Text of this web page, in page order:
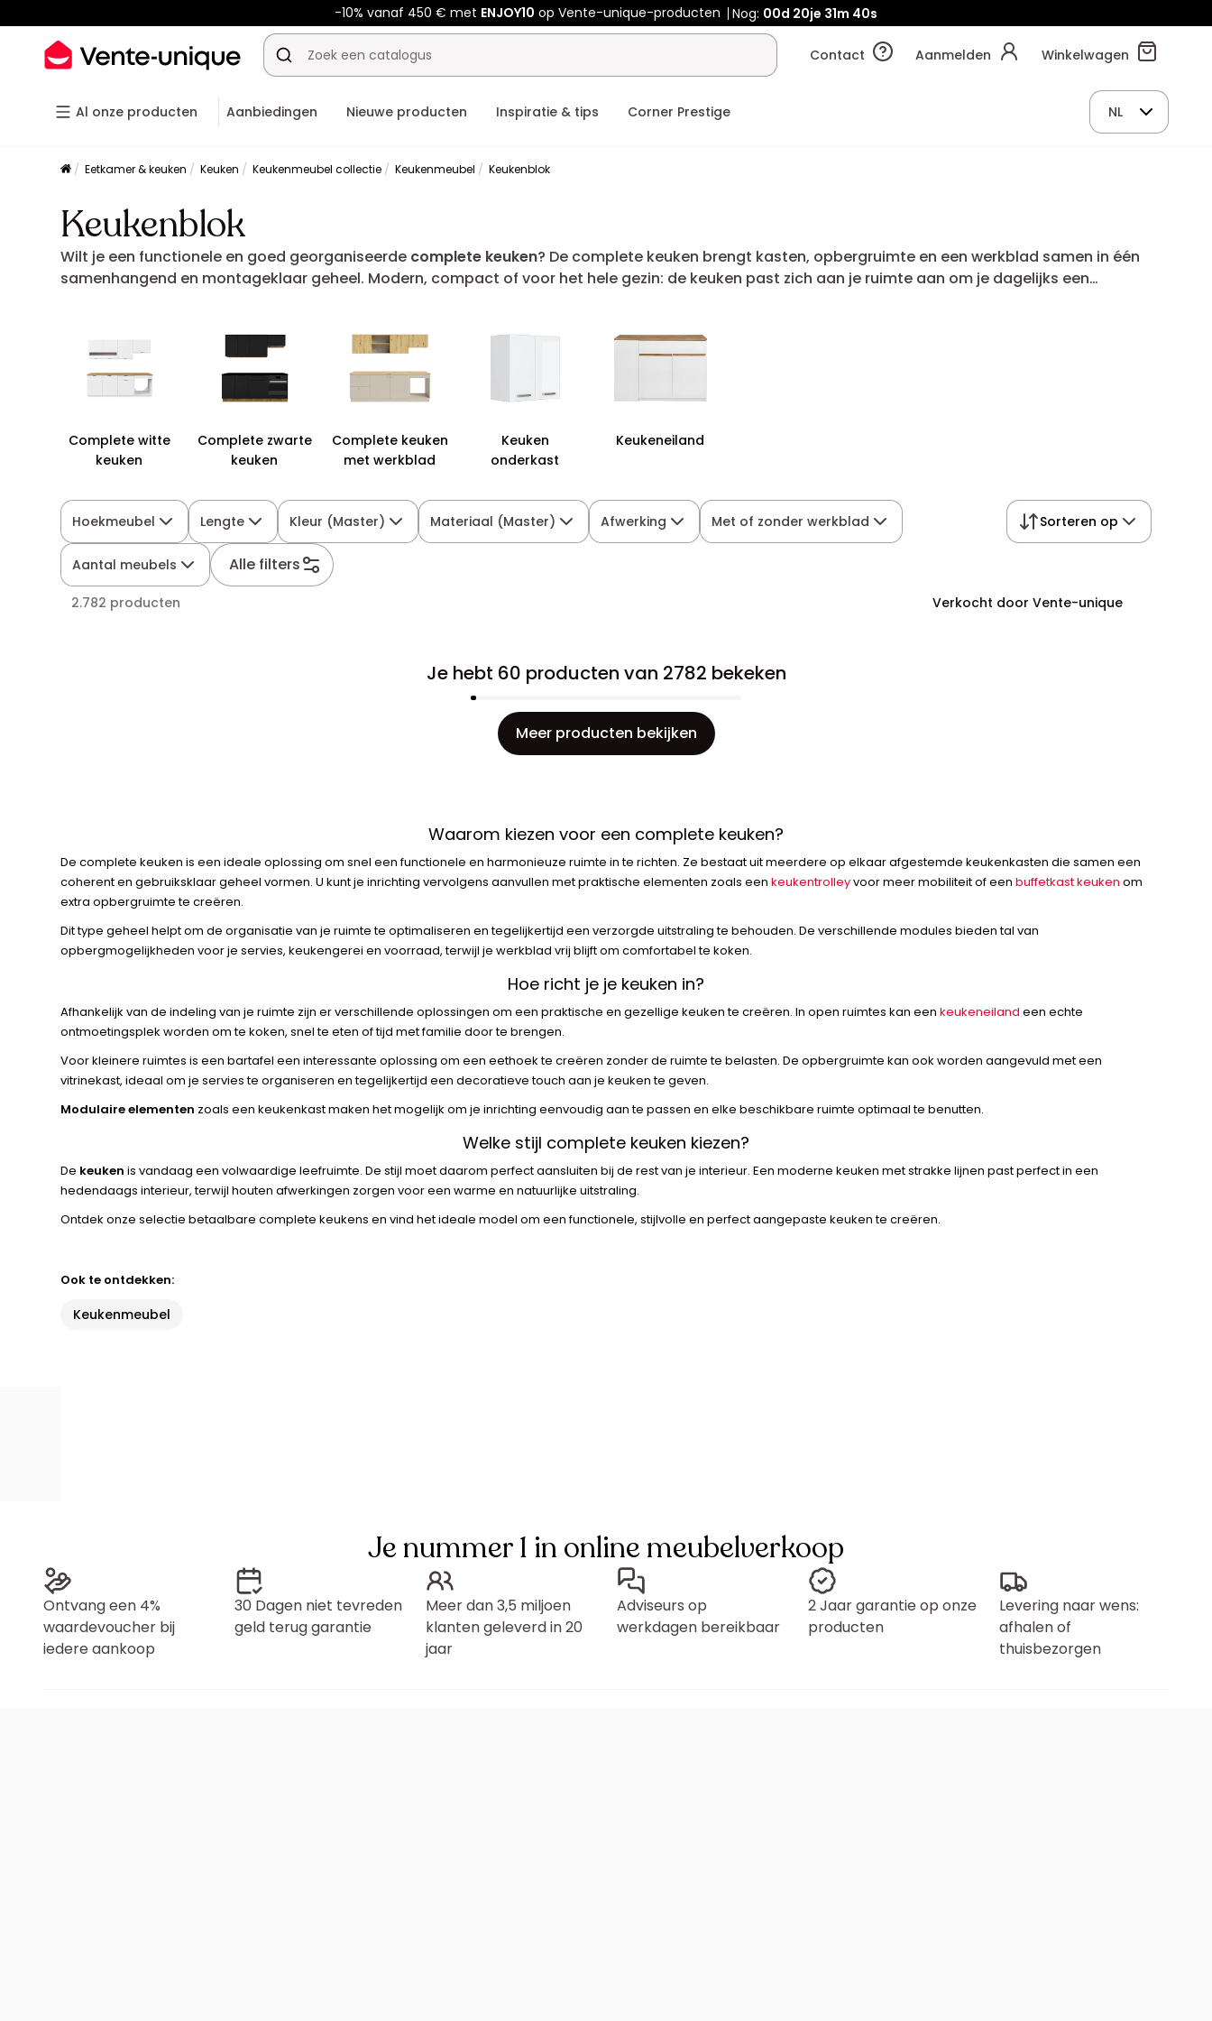
-10% vanaf 450 € met ENJOY10 op Vente-unique-producten Nog: 00d 20je 31m 39s
Contact Aanmelden Winkelwagen
Al onze producten Aanbiedingen Nieuwe producten Inspiratie & tips Corner Prestige NL
Eetkamer & keuken Keuken Keukenmeubel collectie Keukenmeubel Keukenblok
Keukenblok
Wilt je een functionele en goed georganiseerde complete keuken? De complete keuken brengt kasten, opbergruimte en een werkblad samen in één
samenhangend en montageklaar geheel. Modern, compact of voor het hele gezin: de keuken past zich aan je ruimte aan om je dagelijks een
Complete witte
keuken
Complete zwarte
keuken
Complete keuken
met werkblad
Keuken
onderkast
Keukeneiland
Hoekmeubel Lengte Kleur (Master) Materiaal (Master) Afwerking Met of zonder werkblad
Aantal meubels Alle filters
Sorteren op
2.782 producten Verkocht door Vente-unique
Je hebt 60 producten van 2782 bekeken
Meer producten bekijken
Waarom kiezen voor een complete keuken?
De complete keuken is een ideale oplossing om snel een functionele en harmonieuze ruimte in te richten. Ze bestaat uit meerdere op elkaar afgestemde keukenkasten die samen een
coherent en gebruiksklaar geheel vormen. U kunt je inrichting vervolgens aanvullen met praktische elementen zoals eenkeukentrolleyvoor meer mobiliteit of eenbuffetkast keuken om
extra opbergruimte te creëren.
Dit type geheel helpt om de organisatie van je ruimte te optimaliseren en tegelijkertijd een verzorgde uitstraling te behouden. De verschillende modules bieden tal van
opbergmogelijkheden voor je servies, keukengerei en voorraad, terwijl je werkblad vrij blijft om comfortabel te koken.
Hoe richt je je keuken in?
Afhankelijk van de indeling van je ruimte zijn er verschillende oplossingen om een praktische en gezellige keuken te creëren. In open ruimtes kan eenkeukeneiland een echte
ontmoetingsplek worden om te koken, snel te eten of tijd met familie door te brengen.
Voor kleinere ruimtes is een bartafel een interessante oplossing om een eethoek te creëren zonder de ruimte te belasten. De opbergruimte kan ook worden aangevuld met een
vitrinekast, ideaal om je servies te organiseren en tegelijkertijd een decoratieve touch aan je keuken te geven.
Modulaire elementen zoals een keukenkast maken het mogelijk om je inrichting eenvoudig aan te passen en elke beschikbare ruimte optimaal te benutten.
Welke stijl complete keuken kiezen?
De keuken is vandaag een volwaardige leefruimte. De stijl moet daarom perfect aansluiten bij de rest van je interieur. Een moderne keuken met strakke lijnen past perfect in een
hedendaags interieur, terwijl houten afwerkingen zorgen voor een warme en natuurlijke uitstraling.
Ontdek onze selectie betaalbare complete keukens en vind het ideale model om een functionele, stijlvolle en perfect aangepaste keuken te creëren.
Ook te ontdekken:
Keukenmeubel
Je nummer 1 in online meubelverkoop
Ontvang een 4%
waardevoucher bij
iedere aankoop
30 Dagen niet tevreden
geld terug garantie
Meer dan 3,5 miljoen
klanten geleverd in 20
jaar
Adviseurs op
werkdagen bereikbaar
2 Jaar garantie op onze
producten
Levering naar wens:
afhalen of
thuisbezorgen